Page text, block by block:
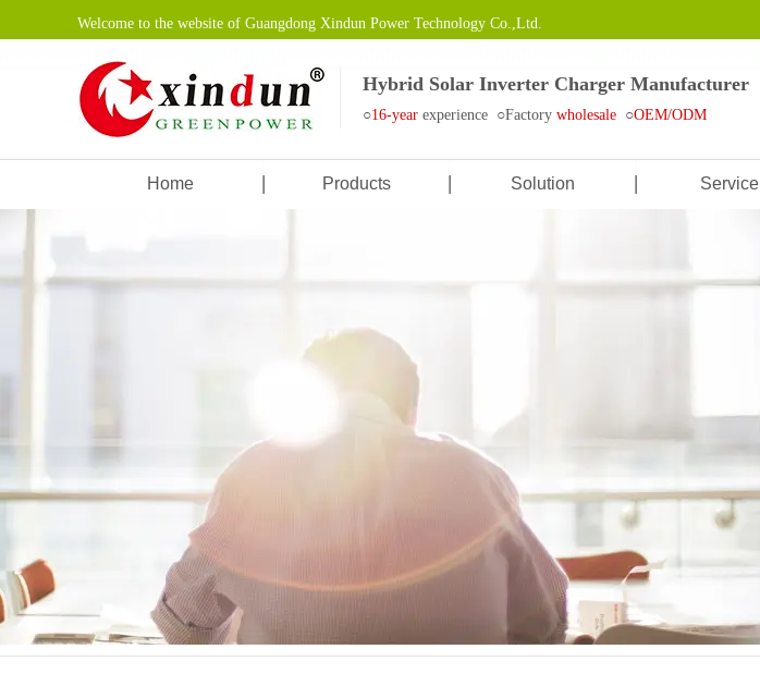
Hybrid Solar Inverter Charger Manufacturer
○16-year experience ○Factory wholesale ○OEM/ODM
Welcome to the website of Guangdong Xindun Power Technology Co.,Ltd.
Home Products Solution Service